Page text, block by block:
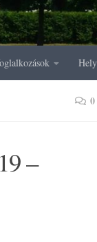
0
–